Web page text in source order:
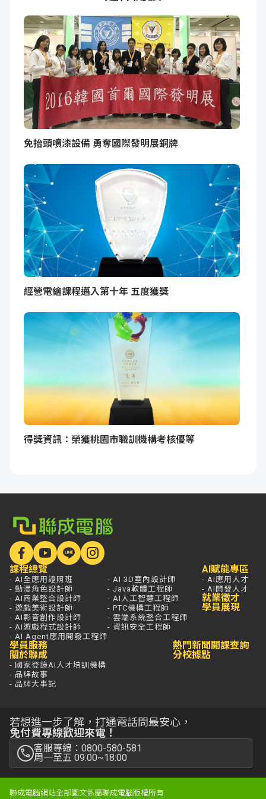
免抬頭噴漆設備 勇奪國際發明展銅牌
經營電繪課程邁入第十年 五度獲獎
得獎資訊：榮獲桃園市職訓機構考核優等
課程總覽
- AI全應用證照班
- 動漫角色設計師
- AI商業整合設計師
- 遊戲美術設計師
- AI影音創作設計師
- AI遊戲程式設計師
- AI Agent應用開發工程師
- AI 3D室內設計師
- Java軟體工程師
- AI人工智慧工程師
- PTC機構工程師
- 雲端系統整合工程師
- 資訊安全工程師
AI賦能專區
- AI應用人才
- AI開發人才
就業徵才
學員展現
學員服務
關於聯成
- 國家登錄AI人才培訓機構
- 品牌故事
- 品牌大事記
熱門新聞
分校據點
開課查詢
若想進一步了解，打通電話問最安心，
免付費專線歡迎來電！
客服專線：0800-580-581
周一至五 09:00~18:00
聯成電腦網站全部圖文係屬聯成電腦版權所有